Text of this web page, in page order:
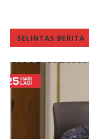
SELINTAS BERITA